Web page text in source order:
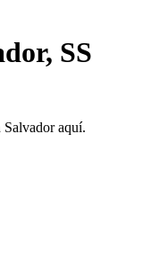
SS
Salvador aquí.